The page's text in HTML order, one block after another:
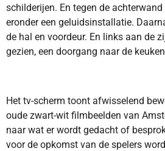
schilderijen. En tegen de
eronder een geluidsinstallatie.
de hal en voordeur. En links aan de
gezien, een doorgang naar de
Het tv-scherm toont afwisselend
oude zwart-wit filmbeelden van
naar wat er wordt gedacht of
voor de opkomst van de spelers